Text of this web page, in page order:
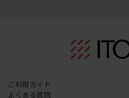
ご利用ガイド
よくある質問